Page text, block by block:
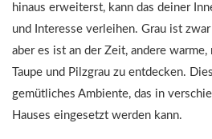
hinaus erweiterst, kann das deiner
und Interesse verleihen. Grau ist
aber es ist an der Zeit, andere
Taupe und Pilzgrau zu entdecken.
gemütliches Ambiente, das in
Hauses eingesetzt werden kann.